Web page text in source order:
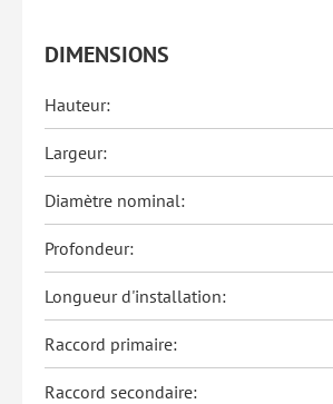
DIMENSIONS
Hauteur:
Largeur:
Diamètre nominal:
Profondeur:
Longueur d'installation:
Raccord primaire:
Raccord secondaire: